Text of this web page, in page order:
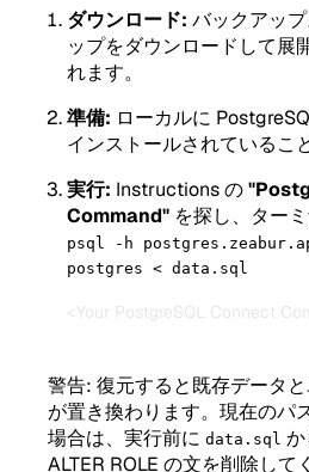
ダウンロード: バックアッ
ップをダウンロードして展
れます。
準備: ローカルに
インストールされているこ
実行: Instructions の
Command" を探し、ター
psql -h
postgres < data.sql
<Your PostgreSQL Connect
警告: 復元すると既存データ
が置き換わります。現在のパ
場合は、実行前に data.sql か
ALTER ROLE の文を削除して